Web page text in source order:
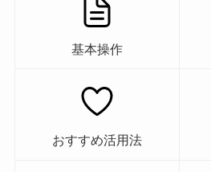
基本操作
おすすめ活用法